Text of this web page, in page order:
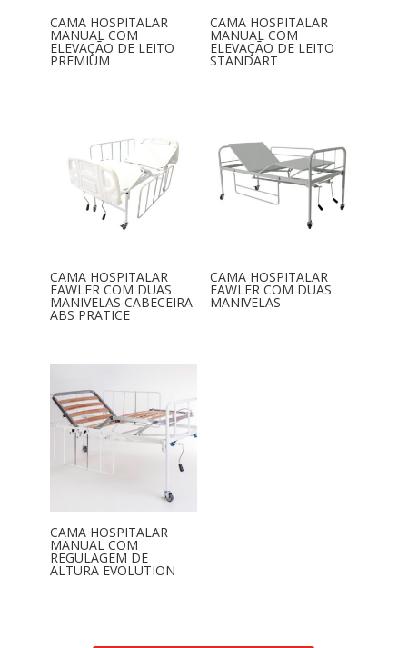
CAMA HOSPITALAR
MANUAL COM
ELEVAÇÃO DE LEITO
PREMIUM
CAMA HOSPITALAR
MANUAL COM
ELEVAÇÃO DE LEITO
STANDART
CAMA HOSPITALAR
FAWLER COM DUAS
MANIVELAS CABECEIRA
ABS PRATICE
CAMA HOSPITALAR
FAWLER COM DUAS
MANIVELAS
CAMA HOSPITALAR
MANUAL COM
REGULAGEM DE
ALTURA EVOLUTION